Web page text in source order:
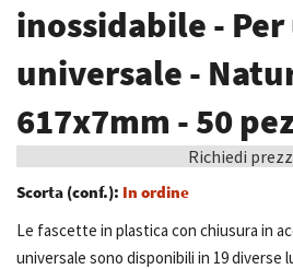
di
immagini
inossidabile - Per
universale -
617x7mm - 50
Richiedi
Scorta (conf.): In ordine
Le fascette in plastica con chiusura in
universale sono disponibili in 19 diverse